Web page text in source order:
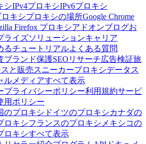
シIPv4プロキシIPv6プロキシ
ロキシプロキシの場所Google Chrome
Firefox プロキシアドオンブログお
ライズソリューションキャリア
るチュートリアルよくある質問
ブランド保護SEOリサーチ広告検証旅
と販売スニーカープロキシデータス
ルメディアすべて表示
プライバシーポリシー利用規約サービ
用ポリシー
のプロキシ ドイツのプロキシカナダの
ロキシフランスのプロキシ メキシコの
ロキシすべて表示